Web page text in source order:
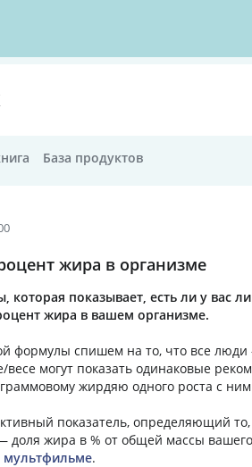
База продуктов
жира в организме
показывает, есть ли у вас
жира в вашем организме.
формулы спишем на то, что все
могут показать одинаковые
жирдяю одного роста с
показатель, определяющий
доля жира в % от общей массы
мультфильме.